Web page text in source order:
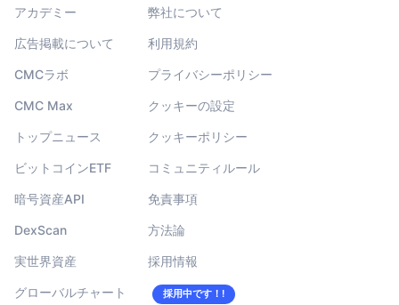
アカデミー
広告掲載について
CMCラボ
CMC Max
トップニュース
ビットコインETF
暗号資産API
DexScan
実世界資産
グローバルチャート
弊社について
利用規約
プライバシーポリシー
クッキーの設定
クッキーポリシー
コミュニティルール
免責事項
方法論
採用情報
採用中です！!